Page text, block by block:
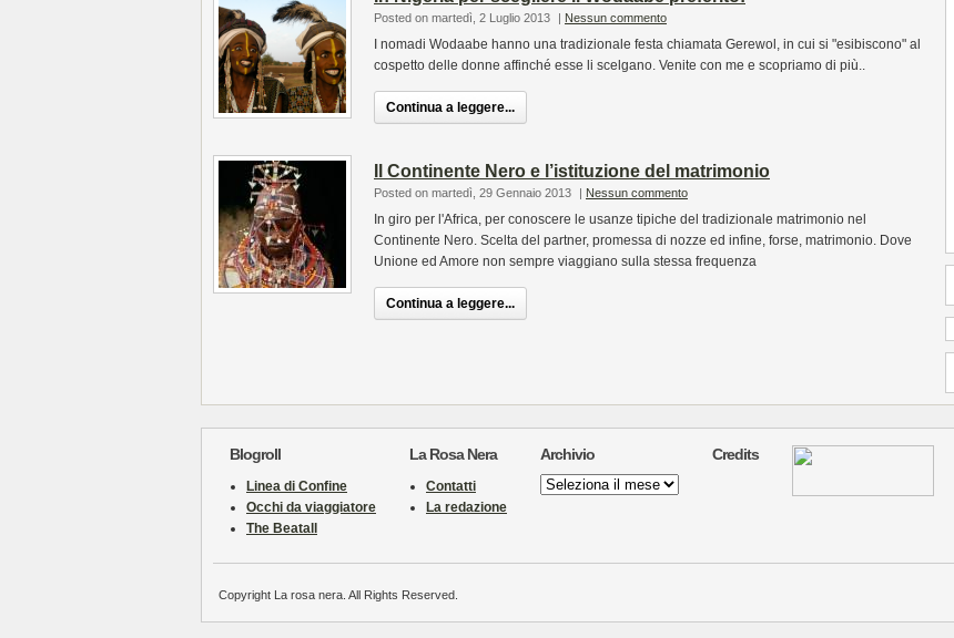
Posted on martedì, 2 Luglio 2013 | Nessun commento
I nomadi Wodaabe hanno una tradizionale festa chiamata Gerewol, in cui si "esibiscono" al
cospetto delle donne affinché esse li scelgano. Venite con me e scopriamo di più..
Continua a leggere...
Il Continente Nero e l’istituzione del matrimonio
Posted on martedì, 29 Gennaio 2013 | Nessun commento
In giro per l'Africa, per conoscere le usanze tipiche del tradizionale matrimonio nel
Continente Nero. Scelta del partner, promessa di nozze ed infine, forse, matrimonio. Dove
Unione ed Amore non sempre viaggiano sulla stessa frequenza
Continua a leggere...
Blogroll
Linea di Confine
Occhi da viaggiatore
The Beatall
La Rosa Nera
Contatti
La redazione
Archivio
Archivio
Credits
Copyright La rosa nera. All Rights Reserved.